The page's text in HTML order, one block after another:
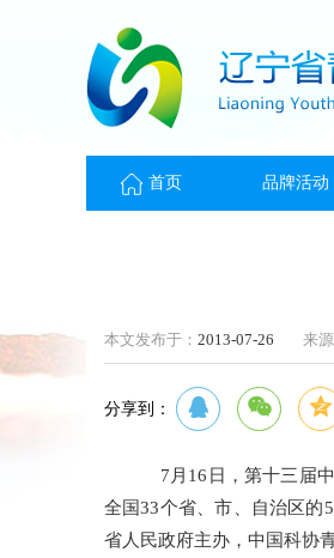
首页 品牌活动
本文发布于： 2013-07-26 来源
分享到：
7月16日，第十三届中
全国33个省、市、自治区的
省人民政府主办，中国科协